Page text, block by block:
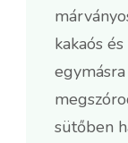
kakaós
sütőben